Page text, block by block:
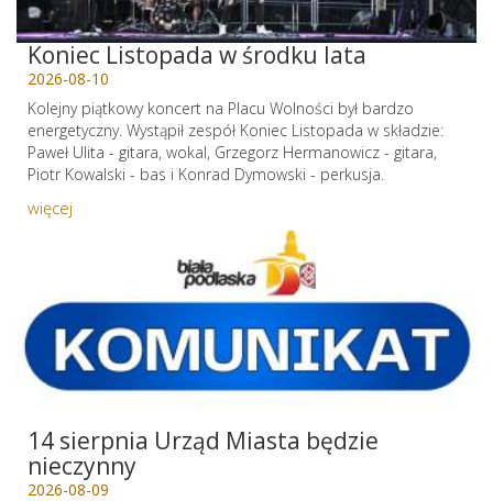
Koniec Listopada w środku lata
2026-08-10
Kolejny piątkowy koncert na Placu Wolności był bardzo
energetyczny. Wystąpił zespół Koniec Listopada w składzie:
Paweł Ulita - gitara, wokal, Grzegorz Hermanowicz - gitara,
Piotr Kowalski - bas i Konrad Dymowski - perkusja.
więcej
14 sierpnia Urząd Miasta będzie
nieczynny
2026-08-09